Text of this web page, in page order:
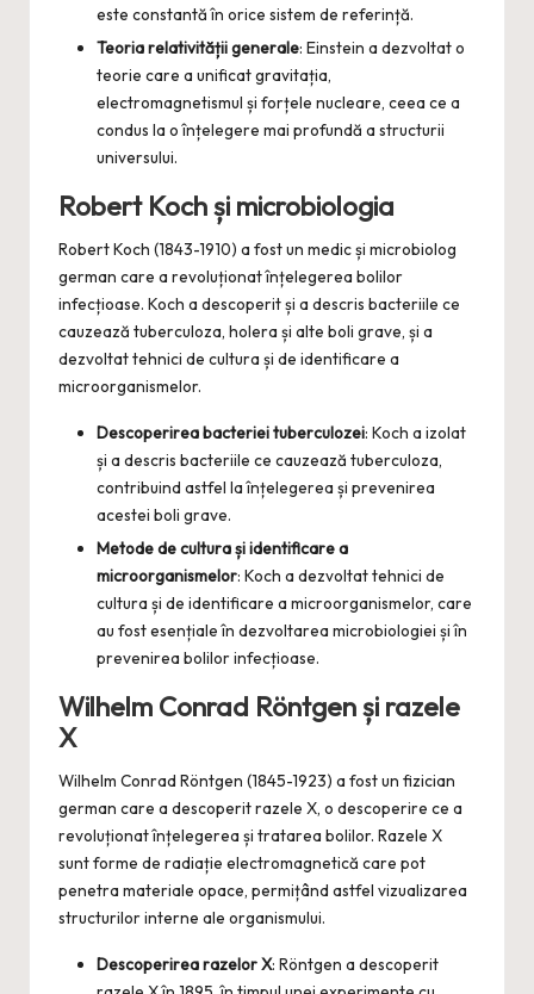
este constantă în orice sistem de referință.
Teoria relativității generale: Einstein a dezvoltat o
teorie care a unificat gravitația,
electromagnetismul și forțele nucleare, ceea ce a
condus la o înțelegere mai profundă a structurii
universului.
Robert Koch și microbiologia
Robert Koch (1843-1910) a fost un medic și microbiolog
german care a revoluționat înțelegerea bolilor
infecțioase. Koch a descoperit și a descris bacteriile ce
cauzează tuberculoza, holera și alte boli grave, și a
dezvoltat tehnici de cultura și de identificare a
microorganismelor.
Descoperirea bacteriei tuberculozei: Koch a izolat
și a descris bacteriile ce cauzează tuberculoza,
contribuind astfel la înțelegerea și prevenirea
acestei boli grave.
Metode de cultura și identificare a
microorganismelor: Koch a dezvoltat tehnici de
cultura și de identificare a microorganismelor, care
au fost esențiale în dezvoltarea microbiologiei și în
prevenirea bolilor infecțioase.
Wilhelm Conrad Röntgen și razele
X
Wilhelm Conrad Röntgen (1845-1923) a fost un fizician
german care a descoperit razele X, o descoperire ce a
revoluționat înțelegerea și tratarea bolilor. Razele X
sunt forme de radiație electromagnetică care pot
penetra materiale opace, permițând astfel vizualizarea
structurilor interne ale organismului.
Descoperirea razelor X: Röntgen a descoperit